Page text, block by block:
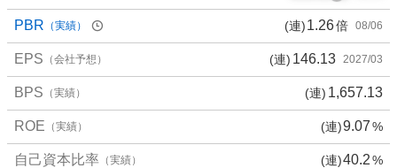
%
、
様
子
見
0
、
PBR （実績） (連)1.26倍 08/06
EPS （会社予想） (連) 146.13 2027/03
BPS （実績） (連) 1,657.13
ROE （実績） (連)9.07%
自己資本比率 （実績） (連)40.2%